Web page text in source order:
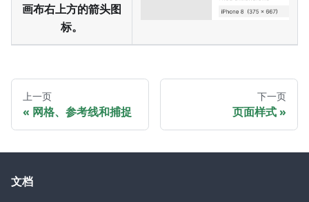
画布右上方的箭头图
标。
上一页
网格、参考线和捕捉
下一页
页面样式
文档